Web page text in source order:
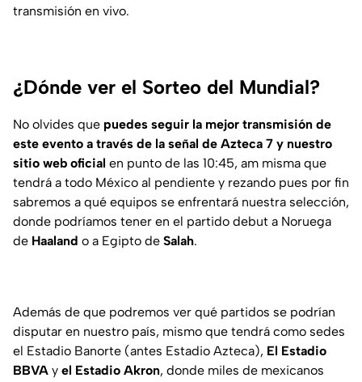
transmisión en vivo.
¿Dónde ver el Sorteo del Mundial?
No olvides que puedes seguir la mejor transmisión de
este evento a través de la señal de Azteca 7 y nuestro
sitio web oficial en punto de las 10:45, am misma que
tendrá a todo México al pendiente y rezando pues por fin
sabremos a qué equipos se enfrentará nuestra selección,
donde podríamos tener en el partido debut a Noruega
de Haaland o a Egipto de Salah.
Además de que podremos ver qué partidos se podrían
disputar en nuestro país, mismo que tendrá como sedes
el Estadio Banorte (antes Estadio Azteca), El Estadio
BBVA y el Estadio Akron, donde miles de mexicanos